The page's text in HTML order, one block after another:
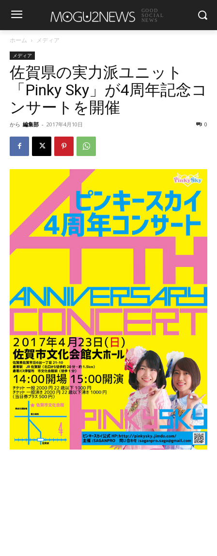
GOOD
SOCIAL
NEWS
ホーム メディア
メディア
佐賀県の実力派ユニット
「Pinky Sky」が4周年記念コ
ンサートを開催
から 編集部 - 2017年4月10日 0